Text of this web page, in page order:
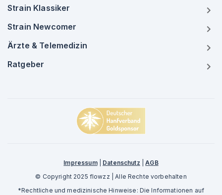
Strain Klassiker
Strain Newcomer
Ärzte & Telemedizin
Ratgeber
Impressum| Datenschutz |AGB
© Copyright 2025 flowzz | Alle Rechte vorbehalten
*Rechtliche und medizinische Hinweise: Die Informationen auf